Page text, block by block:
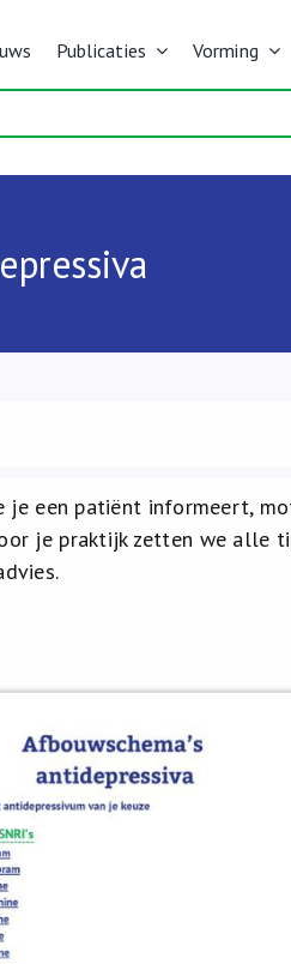
Publicaties Vorming
je een patiënt informeert,
je praktijk zetten we alle